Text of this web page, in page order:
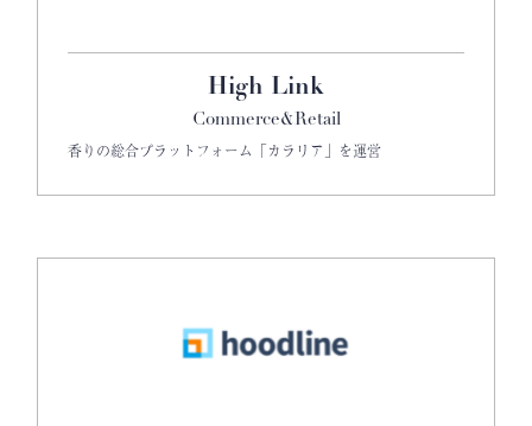
High Link
Commerce&Retail
香りの総合プラットフォーム「カラリア」を運営